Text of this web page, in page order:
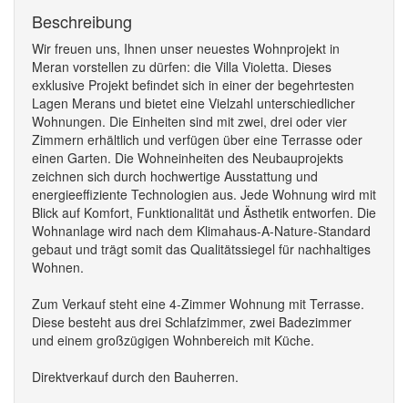
Beschreibung
Wir freuen uns, Ihnen unser neuestes Wohnprojekt in
Meran vorstellen zu dürfen: die Villa Violetta. Dieses
exklusive Projekt befindet sich in einer der begehrtesten
Lagen Merans und bietet eine Vielzahl unterschiedlicher
Wohnungen. Die Einheiten sind mit zwei, drei oder vier
Zimmern erhältlich und verfügen über eine Terrasse oder
einen Garten. Die Wohneinheiten des Neubauprojekts
zeichnen sich durch hochwertige Ausstattung und
energieeffiziente Technologien aus. Jede Wohnung wird mit
Blick auf Komfort, Funktionalität und Ästhetik entworfen. Die
Wohnanlage wird nach dem Klimahaus-A-Nature-Standard
gebaut und trägt somit das Qualitätssiegel für nachhaltiges
Wohnen.
Zum Verkauf steht eine 4-Zimmer Wohnung mit Terrasse.
Diese besteht aus drei Schlafzimmer, zwei Badezimmer
und einem großzügigen Wohnbereich mit Küche.
Direktverkauf durch den Bauherren.